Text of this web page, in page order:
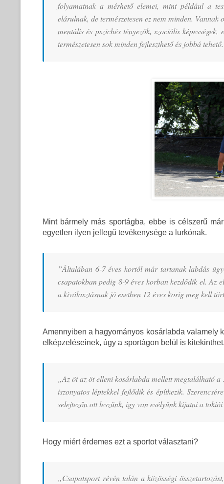
folyamatnak a mérhető elemei, mint például a
elárulnak, de természetesen ez nem minden.
mentális és pszichés tényezők, szociális
természetesen sok minden fejleszthető és jobbá
Mint bármely más sportágba, ebbe is célszerű
egyetlen ilyen jellegű tevékenysége a lurkónak.
”Általában 6-7 éves kortól már tartanak labdás
csapatokban pedig 8-9 éves korban kezdődik el. Az
a kiválasztásnak jó esetben 12 éves korig meg kell
Amennyiben a hagyományos kosárlabda valamely
elképzeléseinek, úgy a sportágon belül is kitekinthet.
„Az öt az öt elleni kosárlabda mellett megtalálható
iszonyatos léptekkel fejlődik és építkezik.
selejtezőn ott leszünk, így van esélyünk kijutni a
Hogy miért érdemes ezt a sportot választani?
„Csapatsport révén talán a közösségi